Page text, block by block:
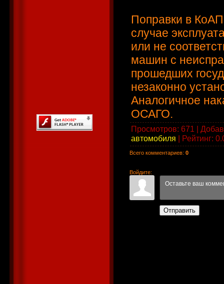
Поправки в
случае
или не
машин с
прошедших
незаконно
Аналогичное
ОСАГО.
Просмотров: 671 |
автомобиля | Рейтинг:
Всего комментариев: 0
Войдите:
Отправить